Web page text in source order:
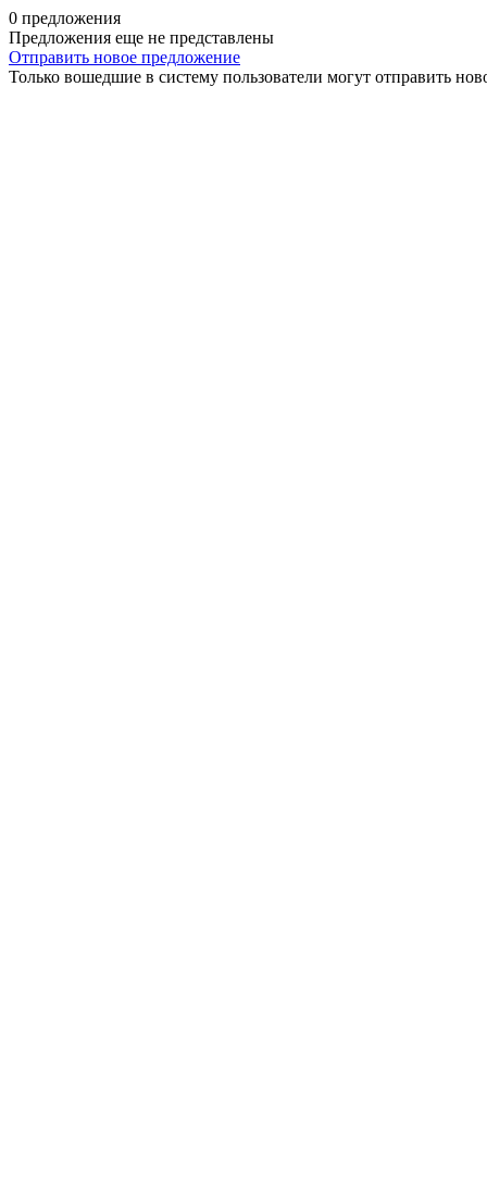
0 предложения
Предложения еще не представлены
Отправить новое предложение
Только вошедшие в систему пользователи могут отправить